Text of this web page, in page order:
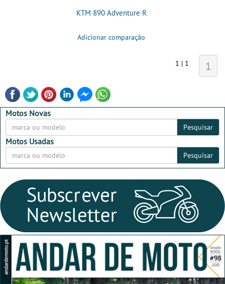
KTM 890 Adventure R
Adicionar comparação
1 | 1 1
Motos Novas
Pesquisar
Motos Usadas
Pesquisar